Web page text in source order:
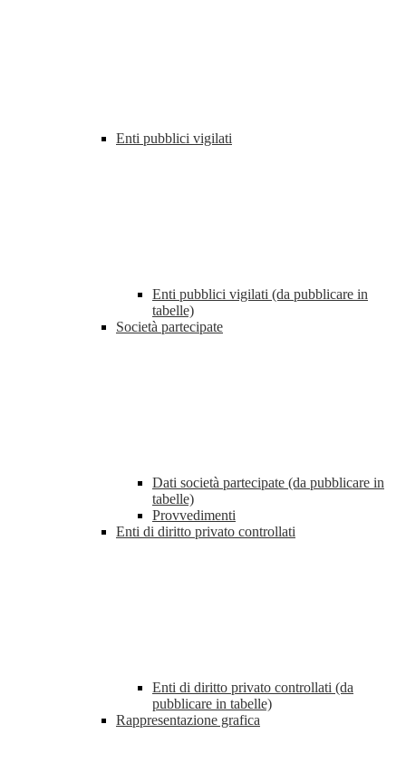
Enti pubblici vigilati
Enti pubblici vigilati (da pubblicare in
tabelle)
Società partecipate
Dati società partecipate (da pubblicare in
tabelle)
Provvedimenti
Enti di diritto privato controllati
Enti di diritto privato controllati (da
pubblicare in tabelle)
Rappresentazione grafica